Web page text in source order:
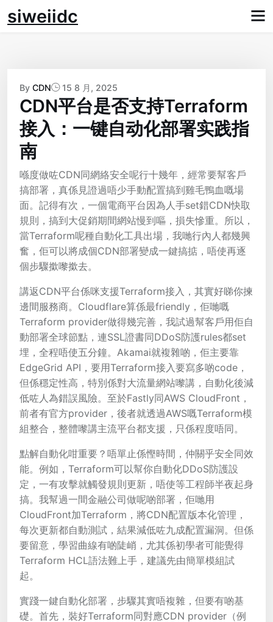
Skip
tosiweiidc
By CDN 15 8 月, 2025
CDN平台是否支持Terraform
接入：一键自动化部署实践指
南
喺度做咗CDN同網絡安全呢行十幾年，經常要幫客戶
搞部署，真係見證過唔少手動配置搞到雞毛鴨血嘅場
面。記得有次，一個電商平台因為人手set錯CDN快取
規則，搞到大促銷期間網站慢到嘔，損失慘重。所以，
當Terraform呢種自動化工具出場，我哋行內人都幾興
奮，佢可以將成個CDN部署變成一鍵搞掂，唔使再逐
個步驟撳嚟撳去。
講返CDN平台係咪支援Terraform接入，其實好睇你揀
邊間服務商。Cloudflare算係最friendly，佢哋嘅
Terraform provider做得幾完善，我試過幫客戶用佢自
動部署全球節點，連SSL證書同DDoS防護rules都set
埋，全程唔使五分鐘。Akamai就複雜啲，佢主要靠
EdgeGrid API，要用Terraform接入要寫多啲code，
但係穩定性高，特別係對大流量網站嚟講，自動化後減
低咗人為錯誤風險。至於Fastly同AWS CloudFront，
前者有官方provider，後者就透過AWS嘅Terraform模
組整合，整體嚟講主流平台都支援，只係程度唔同。
點解自動化咁重要？唔單止係慳時間，仲關乎安全同效
能。例如，Terraform可以幫你自動化DDoS防護設
定，一有攻擊就觸發規則更新，唔使等工程師半夜起身
搞。我幫過一間金融公司做呢啲部署，佢哋用
CloudFront加Terraform，將CDN配置版本化管理，
每次更新都自動測試，結果減低咗九成配置漏洞。但係
要留意，學習曲線有啲陡峭，尤其係初學者可能覺得
Terraform HCL語法難上手，建議先由簡單模組試
起。
實踐一鍵自動化部署，步驟其實唔複雜，但要有啲基
礎。首先，裝好Terraform同對應CDN provider（例